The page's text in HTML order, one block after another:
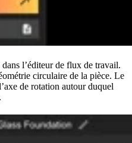
l’éditeur de flux de travail.
circulaire de la pièce. Le
de rotation autour duquel